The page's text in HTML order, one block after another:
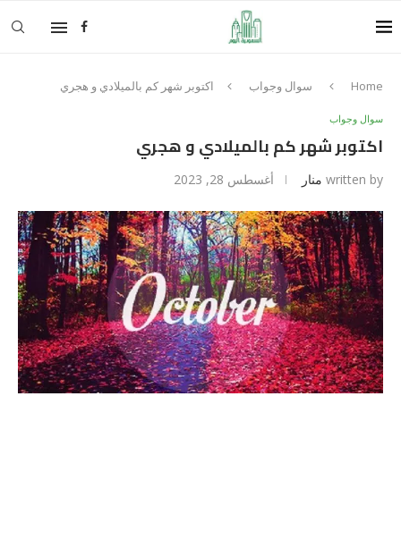
Home سوال وجواب اكتوبر شهر كم بالميلادي و هجري
سوال وجواب
اكتوبر شهر كم بالميلادي و هجري
written by منار أغسطس 28, 2023